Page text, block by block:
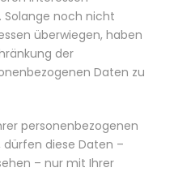
noch nicht
überwiegen, haben
der
Daten zu
personenbezogenen
diese Daten –
– nur mit Ihrer